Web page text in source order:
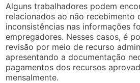
Alguns trabalhadores podem
relacionados ao não recebimento
inconsistências nas informações
empregadores. Nesses casos, é
revisão por meio de recurso
apresentando a documentação
pagamentos dos recursos
mensalmente.